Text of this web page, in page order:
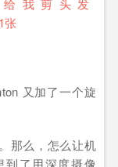
又加了一个旋
那么，怎么让机
到了用深度摄像